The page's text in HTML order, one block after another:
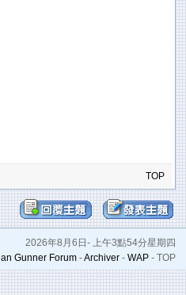
TOP
2026年8月6日- 上午3點54分星期四
Gunner Forum-Archiver- WAP- TOP